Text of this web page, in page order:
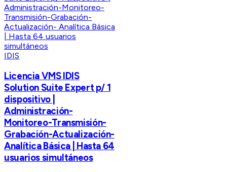
IDIS
Licencia VMS IDIS
Solution Suite Expert p/ 1
dispositivo |
Administración-
Monitoreo-Transmisión-
Grabación-Actualización-
Analítica Básica | Hasta 64
usuarios simultáneos